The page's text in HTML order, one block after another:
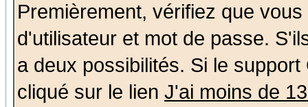
Premièrement, vérifiez que
d'utilisateur et mot de passe.
a deux possibilités. Si le
cliqué sur le lien J'ai moins de